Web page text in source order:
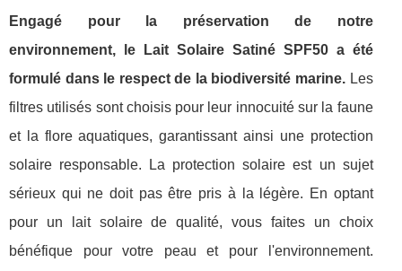
Engagé pour la préservation de notre
environnement, le Lait Solaire Satiné SPF50 a été
formulé dans le respect de la biodiversité marine. Les
filtres utilisés sont choisis pour leur innocuité sur la faune
et la flore aquatiques, garantissant ainsi une protection
solaire responsable. La protection solaire est un sujet
sérieux qui ne doit pas être pris à la légère. En optant
pour un lait solaire de qualité, vous faites un choix
bénéfique pour votre peau et pour l'environnement.